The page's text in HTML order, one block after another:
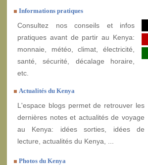
Informations pratiques
Consultez nos conseils et infos
pratiques avant de partir au Kenya:
monnaie, météo, climat, électricité,
santé, sécurité, décalage horaire,
etc.
Actualités du Kenya
L'espace blogs permet de retrouver les
dernières notes et actualités de voyage
au Kenya: idées sorties, idées de
lecture, actualités du Kenya, ...
Photos du Kenya